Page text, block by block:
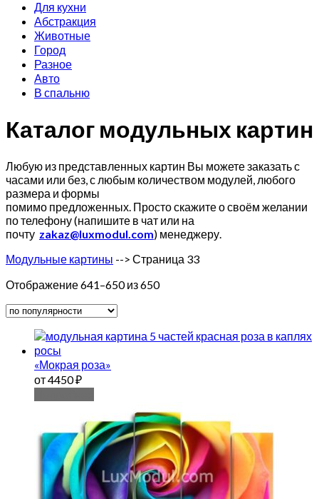
Для кухни
Абстракция
Животные
Город
Разное
Авто
В спальню
Каталог модульных картин
Любую из представленных картин Вы можете заказать с
часами или без, с любым количеством модулей, любого
размера и формы
помимо предложенных. Просто скажите о своём желании
по телефону (напишите в чат или на
почту zakaz@luxmodul.com) менеджеру.
Модульные картины --> Страница 33
Отображение 641–650 из 650
«Мокрая роза»
от 4450 ₽